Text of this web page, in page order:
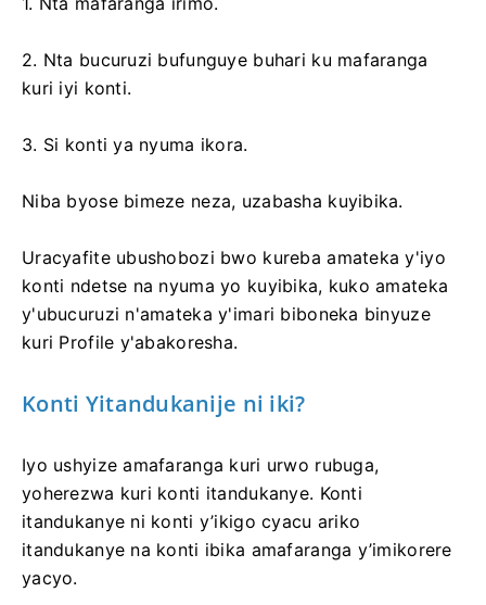
2. Nta bucuruzi bufunguye buhari ku mafaranga
kuri iyi konti.
3. Si konti ya nyuma ikora.
Niba byose bimeze neza, uzabasha kuyibika.
Uracyafite ubushobozi bwo kureba amateka y'iyo
konti ndetse na nyuma yo kuyibika, kuko amateka
y'ubucuruzi n'amateka y'imari biboneka binyuze
kuri Profile y'abakoresha.
Konti Yitandukanije ni iki?
Iyo ushyize amafaranga kuri urwo rubuga,
yoherezwa kuri konti itandukanye. Konti
itandukanye ni konti y’ikigo cyacu ariko
itandukanye na konti ibika amafaranga y’imikorere
yacyo.